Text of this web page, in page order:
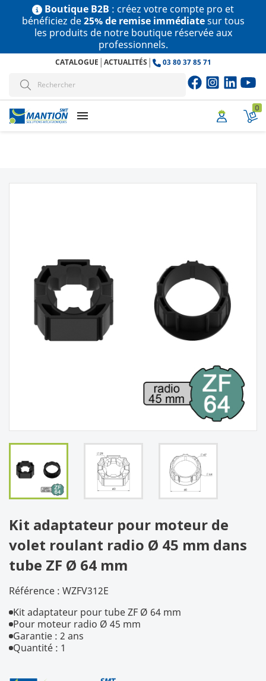
Boutique B2B : créez votre compte pro et
bénéficiez de25% de remise immédiatesur tous
les produits de notre boutique réservée aux
professionnels.
CATALOGUE | ACTUALITÉS | 03 80 37 85 71
menu
0
Kit adaptateur pour moteur de
volet roulant radio Ø 45 mm dans
tube ZF Ø 64 mm
Référence : WZFV312E
Kit adaptateur pour tube ZF Ø 64 mm
Pour moteur radio Ø 45 mm
Garantie : 2 ans
Quantité : 1